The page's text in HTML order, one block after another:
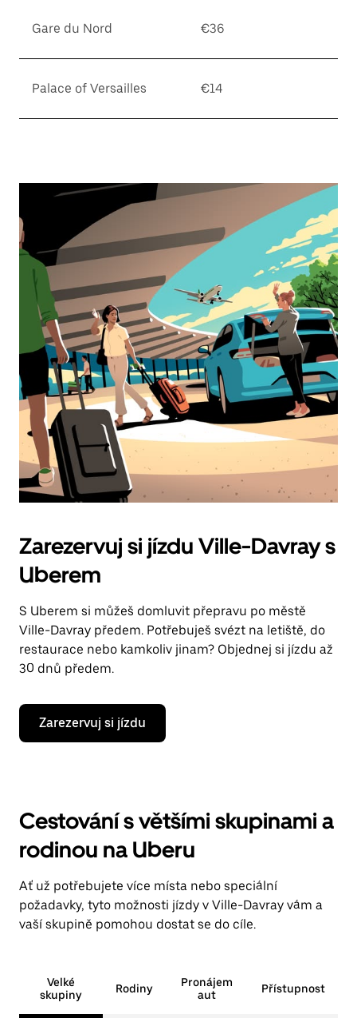
Gare du Nord €36
Palace of Versailles €14
Zarezervuj si jízdu Ville-Davray s
Uberem
S Uberem si můžeš domluvit přepravu po městě
Ville-Davray předem. Potřebuješ svézt na letiště, do
restaurace nebo kamkoliv jinam? Objednej si jízdu až
30 dnů předem.
Zarezervuj si jízdu
Cestování s většími skupinami a
rodinou na Uberu
Ať už potřebujete více místa nebo speciální
požadavky, tyto možnosti jízdy v Ville-Davray vám a
vaší skupině pomohou dostat se do cíle.
Velké
skupiny
Rodiny
Pronájem
aut
Přístupnost